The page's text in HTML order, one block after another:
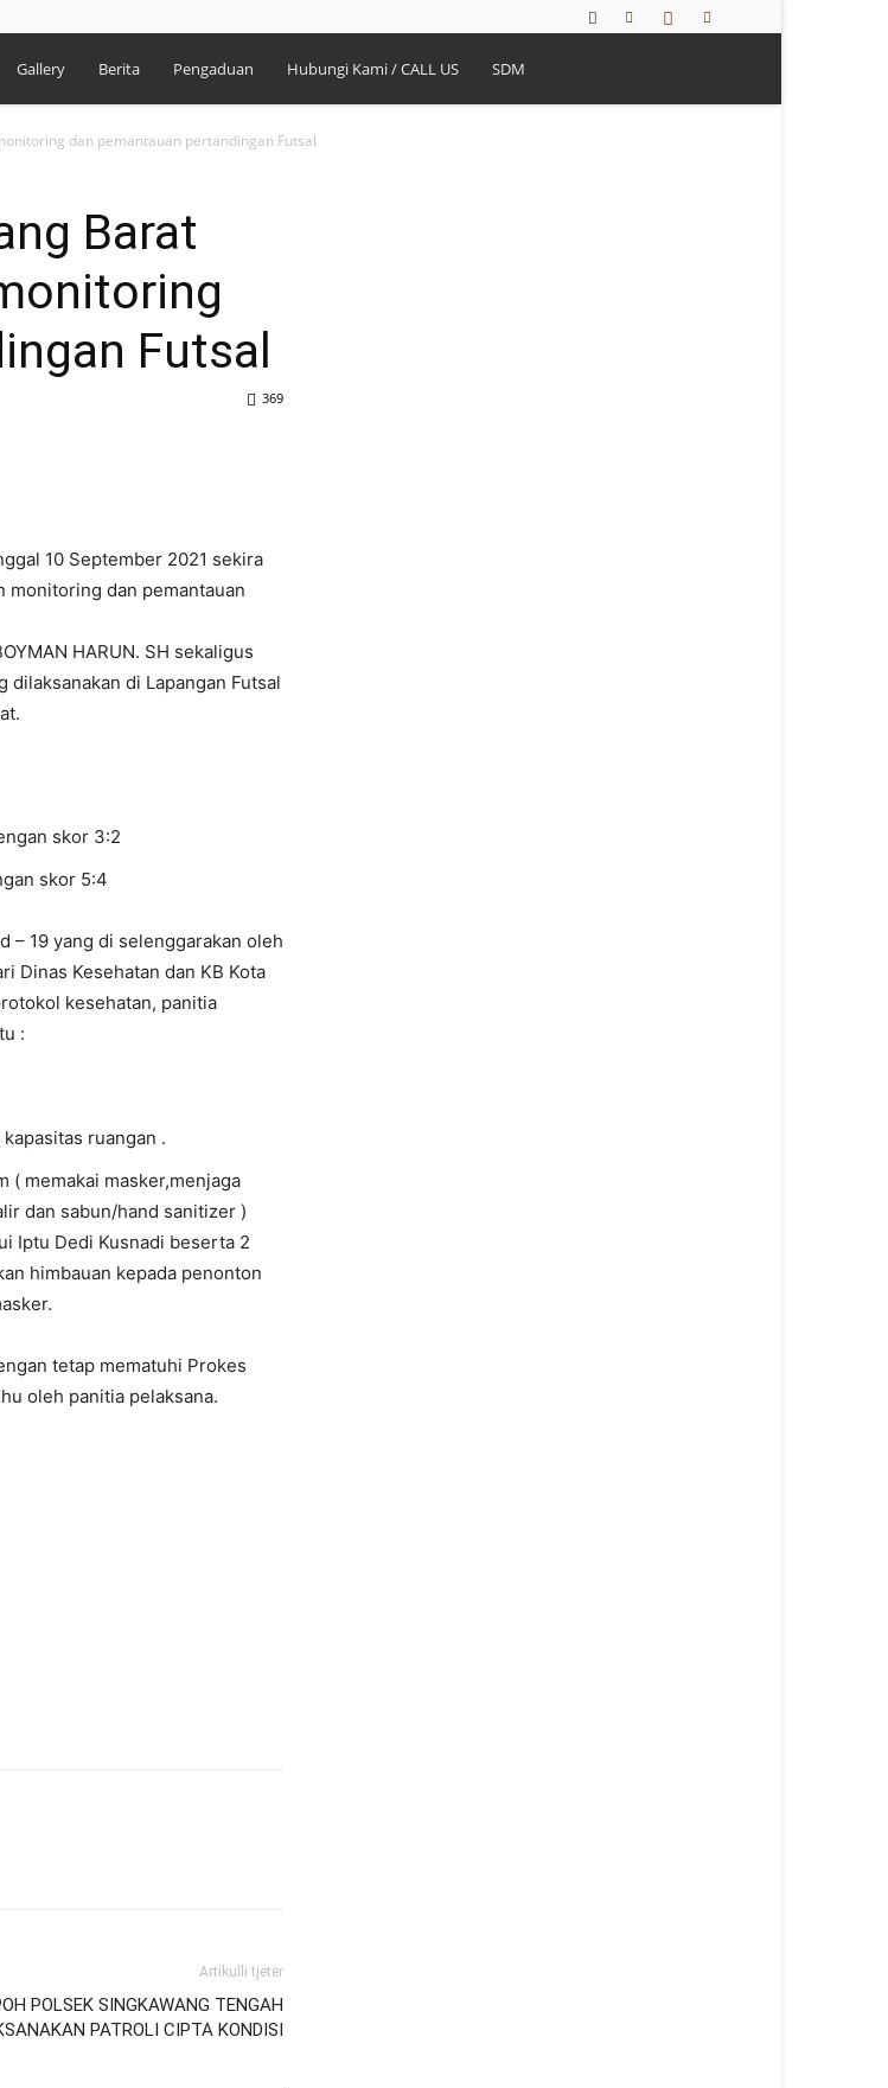
Gallery Berita Pengaduan Hubungi Kami / CALL US SDM
dan pemantauan pertandingan Futsal
Barat
Futsal
369
10 September 2021 sekira
monitoring dan pemantauan
HARUN. SH sekaligus
dilaksanakan di Lapangan Futsal
skor 3:2
skor 5:4
– 19 yang di selenggarakan oleh
Dinas Kesehatan dan KB Kota
kesehatan, panitia
:
ruangan .
( memakai masker,menjaga
dan sabun/hand sanitizer )
Iptu Dedi Kusnadi beserta 2
himbauan kepada penonton
tetap mematuhi Prokes
oleh panitia pelaksana.
Artikulli tjetër
POLSEK SINGKAWANG TENGAH
PATROLI CIPTA KONDISI